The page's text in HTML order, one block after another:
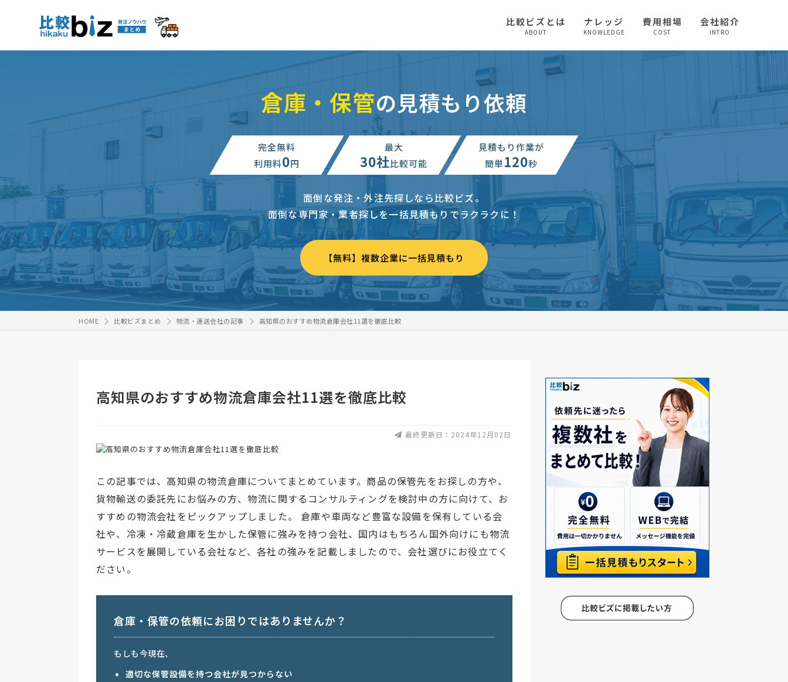
比較ビズとは
ABOUT
ナレッジ
KNOWLEDGE
費用相場
COST
会社紹介
INTRO
倉庫・保管の見積もり依頼
完全無料
利用料0円
最大
30社比較可能
見積もり作業が
簡単120秒
面倒な発注・外注先探しなら比較ビズ。
面倒な専門家・業者探しを一括見積もりでラクラクに！
【無料】複数企業に一括見積もり
HOME 比較ビズまとめ 物流・運送会社の記事 高知県のおすすめ物流倉庫会社11選を徹底比較
高知県のおすすめ物流倉庫会社11選を徹底比較
最終更新日：2024年12月02日
この記事では、高知県の物流倉庫についてまとめています。商品の保管先をお探しの方や、
貨物輸送の委託先にお悩みの方、物流に関するコンサルティングを検討中の方に向けて、お
すすめの物流会社をピックアップしました。 倉庫や車両など豊富な設備を保有している会
社や、冷凍・冷蔵倉庫を生かした保管に強みを持つ会社、国内はもちろん国外向けにも物流
サービスを展開している会社など、各社の強みを記載しましたので、会社選びにお役立てく
ださい。
倉庫・保管の依頼にお困りではありませんか？
もしも今現在、
適切な保管設備を持つ会社が見つからない